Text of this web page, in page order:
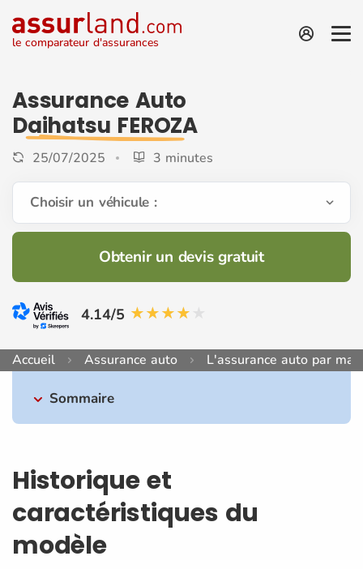
le comparateur d'assurances
Assurance Auto
Daihatsu FEROZA
25/07/2025 3 minutes
Choisir un véhicule :
Obtenir un devis gratuit
4.14/5
Accueil Assurance auto L'assurance auto par
Sommaire
Historique et
caractéristiques du
modèle